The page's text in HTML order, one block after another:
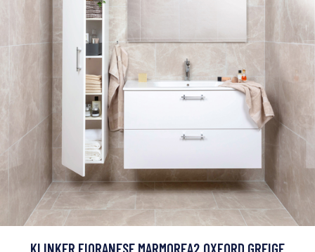
KLINKER FIORANESE MARMOREA2 OXFORD GREIGE